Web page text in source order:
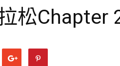
松Chapter